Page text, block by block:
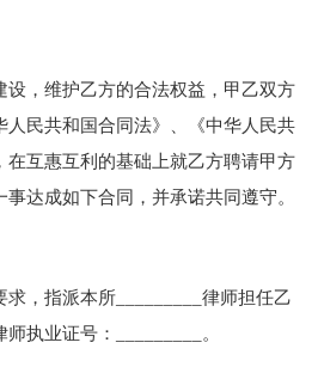
，维护乙方的合法权益，甲乙双方
人民共和国合同法》、《中华人民共
在互惠互利的基础上就乙方聘请甲方
达成如下合同，并承诺共同遵守。
，指派本所_________律师担任乙
执业证号：_________。